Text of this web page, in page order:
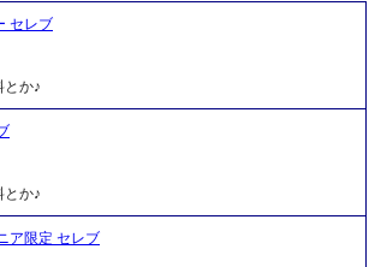
セレブ
か♪
か♪
ア限定 セレブ